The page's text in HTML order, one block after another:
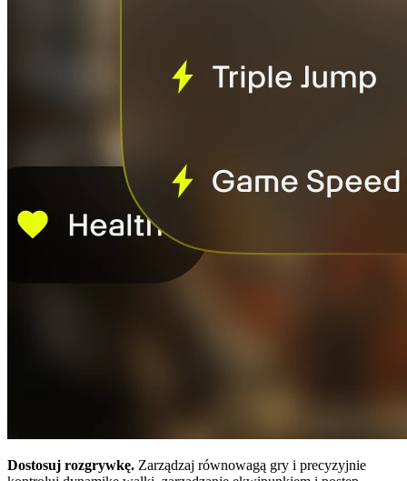
Dostosuj rozgrywkę. Zarządzaj równowagą gry i precyzyjnie